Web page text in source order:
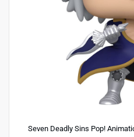
Seven Deadly Sins Pop!